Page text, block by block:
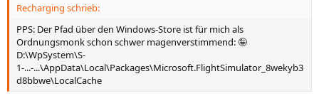
Recharging schrieb:
PPS: Der Pfad über den Windows-Store ist für mich als
Ordnungsmonk schon schwer magenverstimmend: 🤪
D:\WpSystem\S-
1-...-...\AppData\Local\Packages\Microsoft.FlightSimulator_8wekyb3
d8bbwe\LocalCache